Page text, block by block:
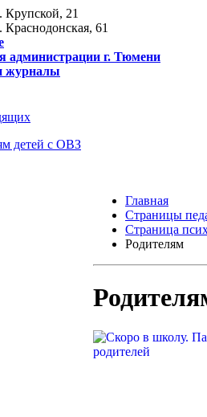
21
61
администрации г. Тюмени
журналы
детей с ОВЗ
Главная
Страницы
Страница
Родителям